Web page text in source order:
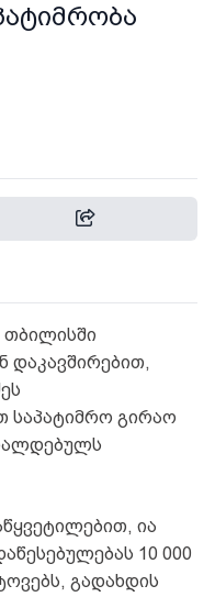
დაკავშირებით,
საპატიმრო გირაო
ია
10 000
გადახდის